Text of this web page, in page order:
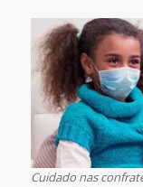
Cuidado nas